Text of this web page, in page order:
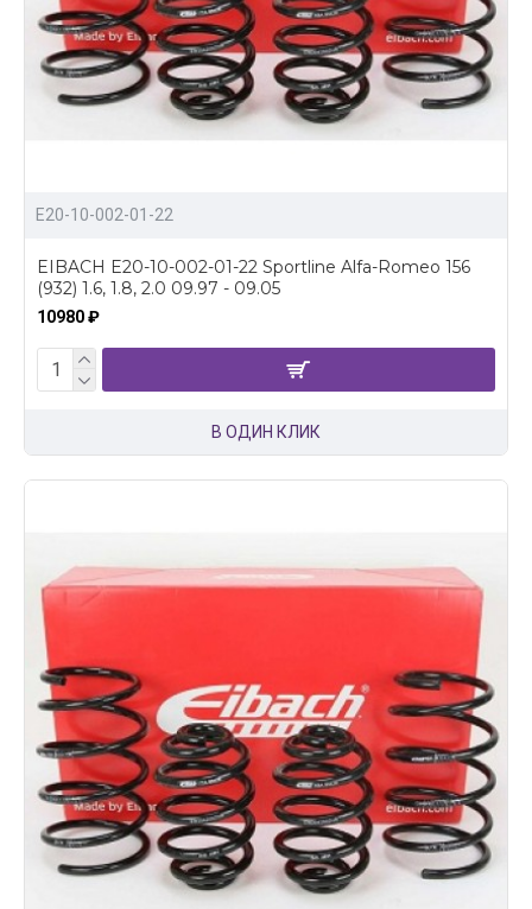
E20-10-002-01-22
EIBACH E20-10-002-01-22 Sportline Alfa-Romeo 156
(932) 1.6, 1.8, 2.0 09.97 - 09.05
10980 ₽
В ОДИН КЛИК